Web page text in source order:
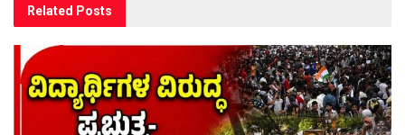
Related Posts